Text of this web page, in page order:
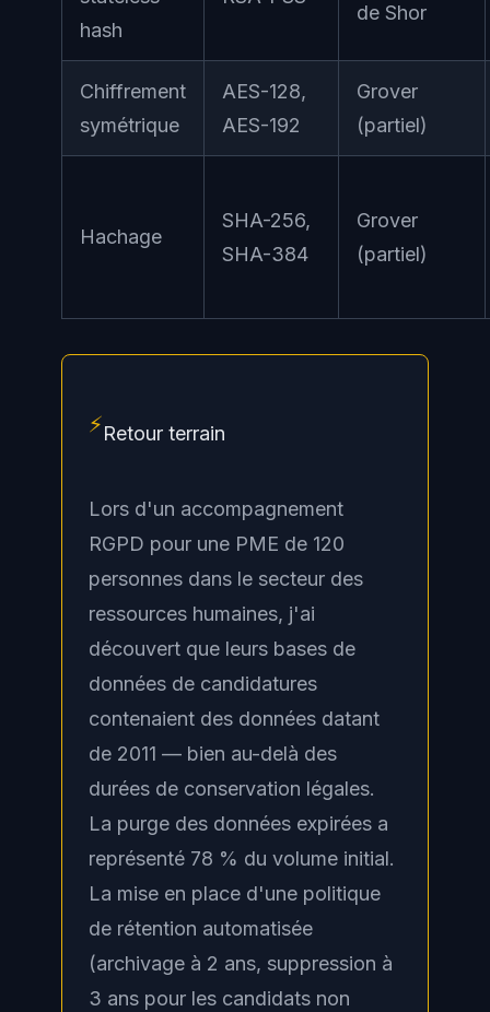
hash
de Shor
Chiffrement
symétrique
AES-128,
AES-192
Grover
(partiel)
Hachage
SHA-256,
SHA-384
Grover
(partiel)
⚡Retour terrain
Lors d'un accompagnement
RGPD pour une PME de 120
personnes dans le secteur des
ressources humaines, j'ai
découvert que leurs bases de
données de candidatures
contenaient des données datant
de 2011 — bien au-delà des
durées de conservation légales.
La purge des données expirées a
représenté 78 % du volume initial.
La mise en place d'une politique
de rétention automatisée
(archivage à 2 ans, suppression à
3 ans pour les candidats non